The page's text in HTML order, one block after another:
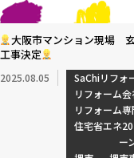
大阪市マンション現場
工事決定
2025.08.05
SaChiリフォ
リフォーム会
リフォーム
住宅省エネ
ー